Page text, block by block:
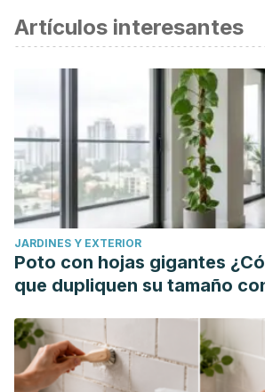
Artículos interesantes
JARDINES Y EXTERIOR
Poto con hojas gigantes
que dupliquen su tamaño